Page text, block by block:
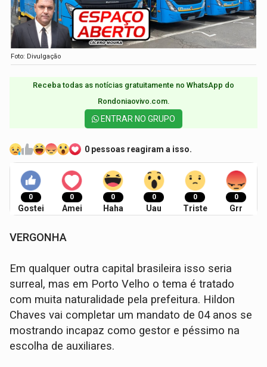
Foto: Divulgação
Receba todas as notícias gratuitamente no WhatsApp do
Rondoniaovivo.com.​
ENTRAR NO GRUPO
0 pessoas reagiram a isso.
0
Gostei
0
Amei
0
Haha
0
Uau
0
Triste
0
Grr
VERGONHA
Em qualquer outra capital brasileira isso seria
surreal, mas em Porto Velho o tema é tratado
com muita naturalidade pela prefeitura. Hildon
Chaves vai completar um mandato de 04 anos se
mostrando incapaz como gestor e péssimo na
escolha de auxiliares.